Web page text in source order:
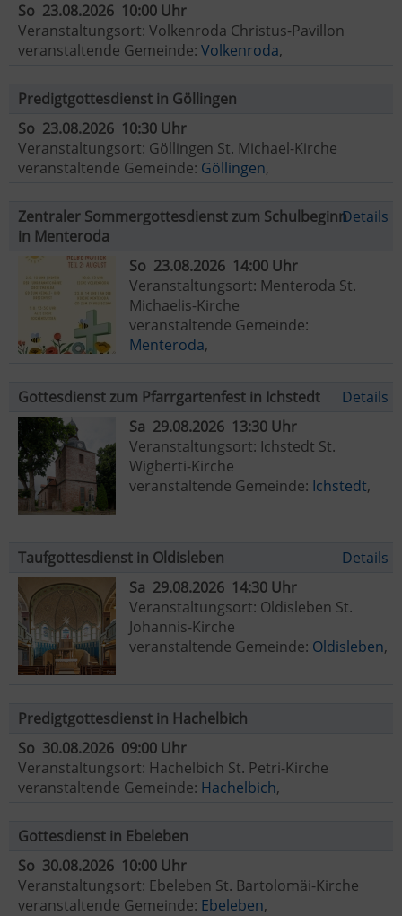
So 23.08.2026 10:00 Uhr
Veranstaltungsort: Volkenroda Christus-Pavillon
veranstaltende Gemeinde: Volkenroda,
Predigtgottesdienst in Göllingen
So 23.08.2026 10:30 Uhr
Veranstaltungsort: Göllingen St. Michael-Kirche
veranstaltende Gemeinde: Göllingen,
Zentraler Sommergottesdienst zum Schulbeginn
in Menteroda
Details
So 23.08.2026 14:00 Uhr
Veranstaltungsort: Menteroda St.
Michaelis-Kirche
veranstaltende Gemeinde:
Menteroda,
Gottesdienst zum Pfarrgartenfest in Ichstedt
Details
Sa 29.08.2026 13:30 Uhr
Veranstaltungsort: Ichstedt St.
Wigberti-Kirche
veranstaltende Gemeinde: Ichstedt,
Taufgottesdienst in Oldisleben
Details
Sa 29.08.2026 14:30 Uhr
Veranstaltungsort: Oldisleben St.
Johannis-Kirche
veranstaltende Gemeinde: Oldisleben,
Predigtgottesdienst in Hachelbich
So 30.08.2026 09:00 Uhr
Veranstaltungsort: Hachelbich St. Petri-Kirche
veranstaltende Gemeinde: Hachelbich,
Gottesdienst in Ebeleben
So 30.08.2026 10:00 Uhr
Veranstaltungsort: Ebeleben St. Bartolomäi-Kirche
veranstaltende Gemeinde: Ebeleben,